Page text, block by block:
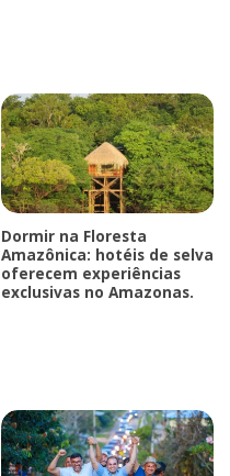
Dormir na Floresta
Amazônica: hotéis de selva
oferecem experiências
exclusivas no Amazonas.